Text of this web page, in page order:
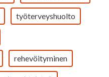
työterveyshuolto
rehevöityminen